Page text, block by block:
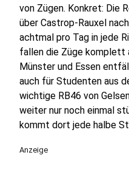
von Zügen. Konkret: Die
über Castrop-Rauxel
achtmal pro Tag in jede
fallen die Züge komplett
Münster und Essen
auch für Studenten aus
wichtige RB46 von
weiter nur noch einmal
kommt dort jede halbe
Anzeige